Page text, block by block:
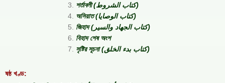
শর্তাবলী (كتاب الشروط)
অসিয়াত (كتاب الوصايا)
জিহাদ (كتاب الجهاد والسير)
যিহাদ শেষ অংশ
সৃষ্টির সূচনা (كتاب بدء الخلق)
ষষ্ঠ খণ্ড: